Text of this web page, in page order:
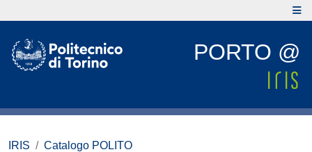
PORTO @
IRIS
Catalogo POLITO